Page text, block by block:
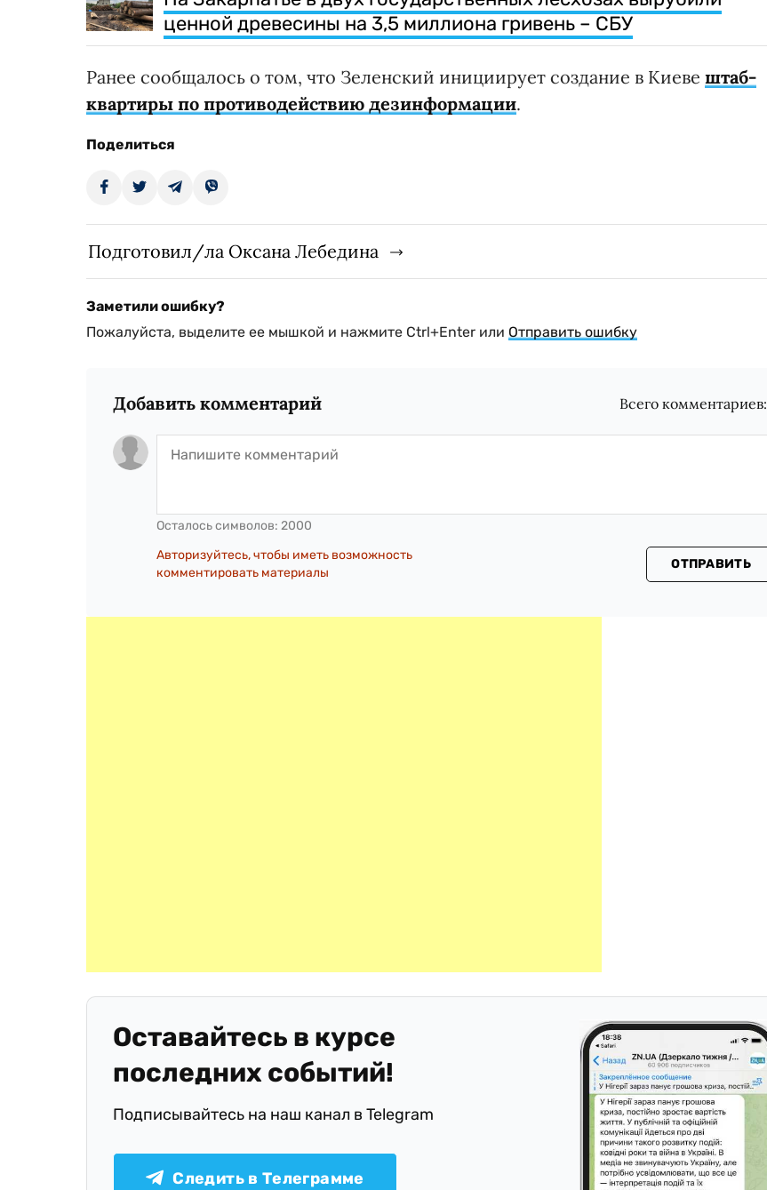
ценной древесины на 3,5 миллиона гривень – СБУ
Ранее сообщалось о том, что Зеленский инициирует создание в Киеве штаб-
квартиры по противодействию дезинформации.
Поделиться
Подготовил/ла Оксана Лебедина
Заметили ошибку?
Пожалуйста, выделите ее мышкой и нажмите Ctrl+Enter или Отправить ошибку
Добавить комментарий Всего комментариев:
Осталось символов: 2000
Авторизуйтесь, чтобы иметь возможность
комментировать материалы
ОТПРАВИТЬ
Оставайтесь в курсе
последних событий!
Подписывайтесь на наш канал в Telegram
Следить в Телеграмме